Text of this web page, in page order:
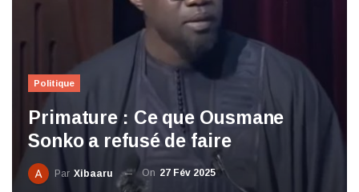
Politique
Primature : Ce que Ousmane
Sonko a refusé de faire
Par Xibaaru On 27 Fév 2025